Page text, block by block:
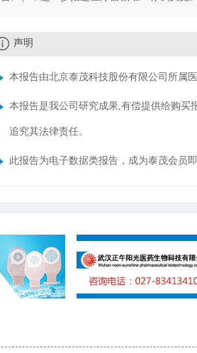
声明
本报告由北京泰茂科技股份有限公司所属
本报告是我公司研究成果,有偿提供给购买
追究其法律责任。
此报告为电子数据类报告，成为泰茂会员